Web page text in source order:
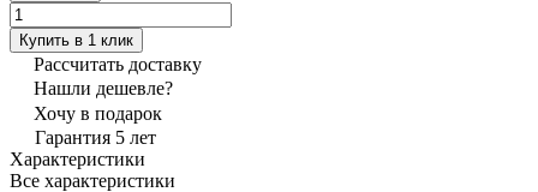
Купить в 1 клик
Рассчитать доставку
Нашли дешевле?
Хочу в подарок
Гарантия 5 лет
Характеристики
Все характеристики